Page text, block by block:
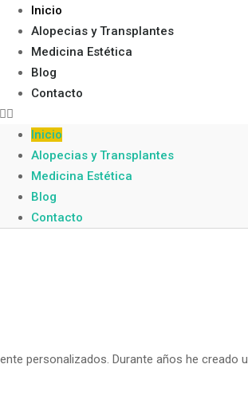
Inicio
Alopecias y Transplantes
Medicina Estética
Blog
Contacto
Inicio
Alopecias y Transplantes
Medicina Estética
Blog
Contacto
personalizados. Durante años he